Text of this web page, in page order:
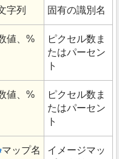
字列 固有の識別名
値、%
ピクセル数ま
たはパーセン
ト
値、%
ピクセル数ま
たはパーセン
ト
マップ名
イメージマッ